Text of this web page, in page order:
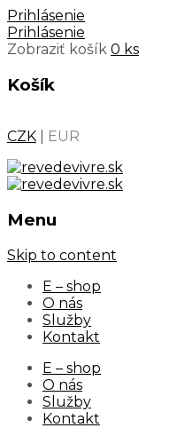
Prihlásenie
Prihlásenie
Zobraziť košík 0 ks
Košík
CZK EUR
Menu
Skip to content
E – shop
O nás
Služby
Kontakt
E – shop
O nás
Služby
Kontakt